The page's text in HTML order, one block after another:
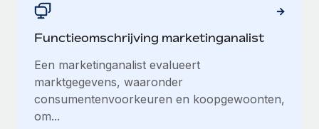
Functieomschrijving marketinganalist
Een marketinganalist evalueert
marktgegevens, waaronder
consumentenvoorkeuren en koopgewoonten,
om...